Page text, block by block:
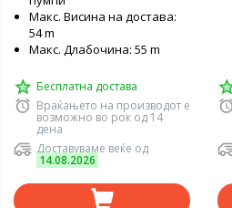
Макс. Висина на достава:
54 m
Макс. Длабочина: 55 m
Бесплатна достава
Враќањето на производот е
возможно во рок од 14
дена
Доставуваме веќе од
14.08.2026